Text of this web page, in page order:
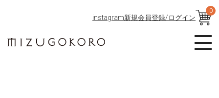
instagram新規会員登録/ログイン
0